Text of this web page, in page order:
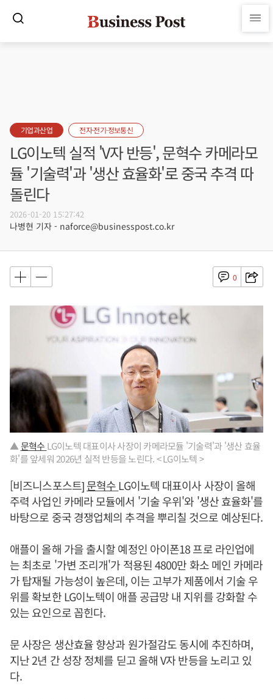
기업과산업 전자·전기·정보통신
LG이노텍 실적 'V자 반등', 문혁수 카메라모
듈 '기술력'과 '생산 효율화'로 중국 추격 따
돌린다
2026-01-20 15:27:42
나병현 기자 - naforce@businesspost.co.kr
0
▲문혁수 LG이노텍 대표이사 사장이 카메라모듈 '기술력'과 '생산 효율
화'를 앞세워 2026년 실적 반등을 노린다. < LG이노텍 >
[비즈니스포스트]문혁수LG이노텍 대표이사 사장이 올해
주력 사업인 카메라 모듈에서 '기술 우위'와 '생산 효율화'를
바탕으로 중국 경쟁업체의 추격을 뿌리칠 것으로 예상된다.
애플이 올해 가을 출시할 예정인 아이폰18 프로 라인업에
는 최초로 '가변 조리개'가 적용된 4800만 화소 메인 카메라
가 탑재될 가능성이 높은데, 이는 고부가 제품에서 기술 우
위를 확보한 LG이노텍이 애플 공급망 내 지위를 강화할 수
있는 요인으로 꼽힌다.
문 사장은 생산효율 향상과 원가절감도 동시에 추진하며,
지난 2년 간 성장 정체를 딛고 올해 V자 반등을 노리고 있
다.